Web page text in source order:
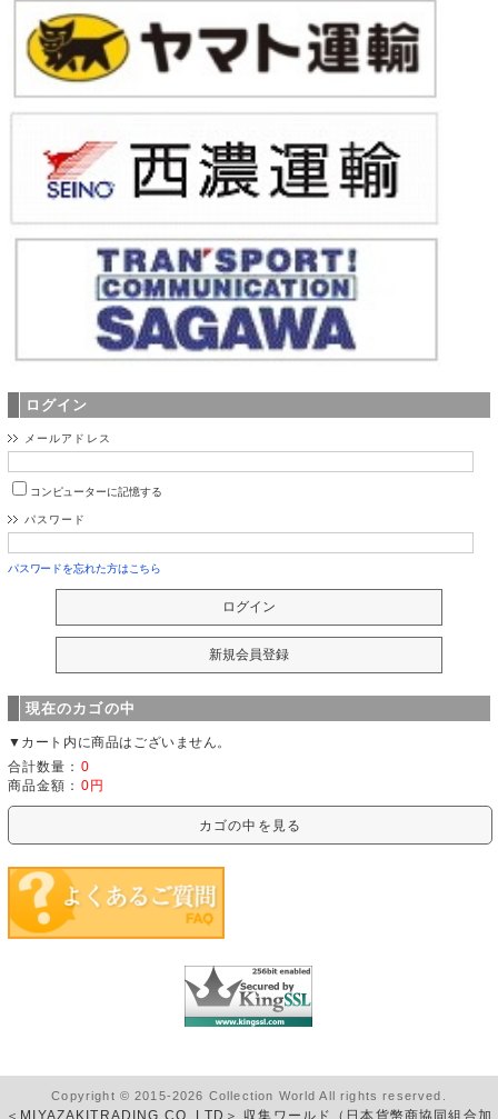
ログイン
メールアドレス
コンピューターに記憶する
パスワード
パスワードを忘れた方はこちら
現在のカゴの中
▼カート内に商品はございません。
合計数量： 0
商品金額： 0円
カゴの中を見る
Copyright © 2015-2026 Collection World All rights reserved.
＜MIYAZAKITRADING CO.,LTD＞ 収集ワールド（日本貨幣商協同組合加